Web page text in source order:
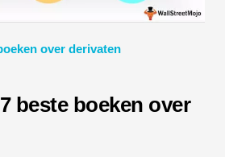
over derivaten
beste boeken over